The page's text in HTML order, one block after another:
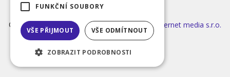
©2026 MODA ČAPEK s.r.o. Made by INIZIO Internet media s.r.o.
|
nastavení cookies
FUNKČNÍ SOUBORY
VŠE PŘIJMOUT VŠE ODMÍTNOUT
ZOBRAZIT PODROBNOSTI